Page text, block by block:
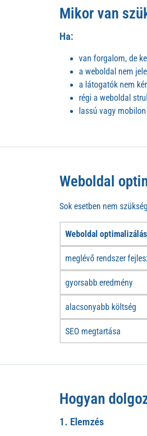
Mikor van
Ha:
van forgalom, de
a weboldal nem
a látogatók nem
régi a weboldal
lassú vagy
Weboldal
Sok esetben nem
Weboldal optimalizálás
meglévő rendszer
gyorsabb eredmény
alacsonyabb költség
SEO megtartása
Hogyan
1. Elemzés